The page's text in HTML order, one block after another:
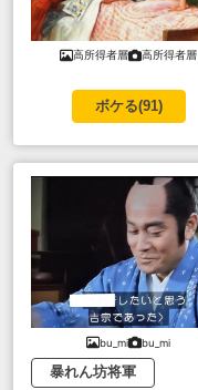
高所得者層 高所得者層
ボケる(91)
bu_mi bu_mi
暴れん坊将軍